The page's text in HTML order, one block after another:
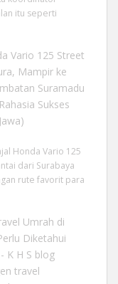
itu seperti
Vario 125 Street
Mampir ke
Suramadu
Rahasia Sukses
Honda Vario 125
dari Surabaya
rute favorit para
Umrah di
Diketahui
K H S blog
travel